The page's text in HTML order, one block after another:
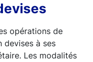
opérations de
devises à ses
Les modalités